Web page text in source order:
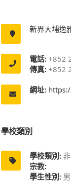
新界大埔逸
電話: +852
傳真: +852
網址:
學校類別
學校類別:
宗教:
學生性別: